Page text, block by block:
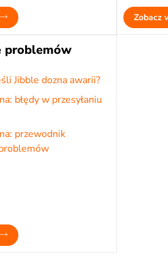
Zobacz
problemów
Jibble dozna awarii?
błędy w przesyłaniu
przewodnik